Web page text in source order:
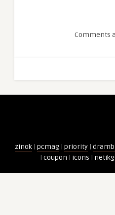
Comments
zinok | pcmag | priority |
| coupon | icons |